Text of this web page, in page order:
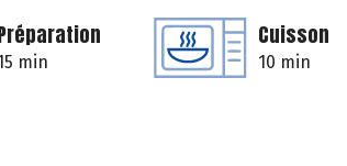
min
Cuisson
10 min